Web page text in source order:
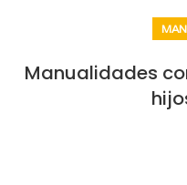
Manualidades